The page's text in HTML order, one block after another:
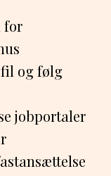
for
og følg
jobportaler